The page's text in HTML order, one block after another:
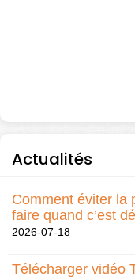
Actualités
Comment éviter la
faire quand c’est
2026-07-18
Télécharger vidéo